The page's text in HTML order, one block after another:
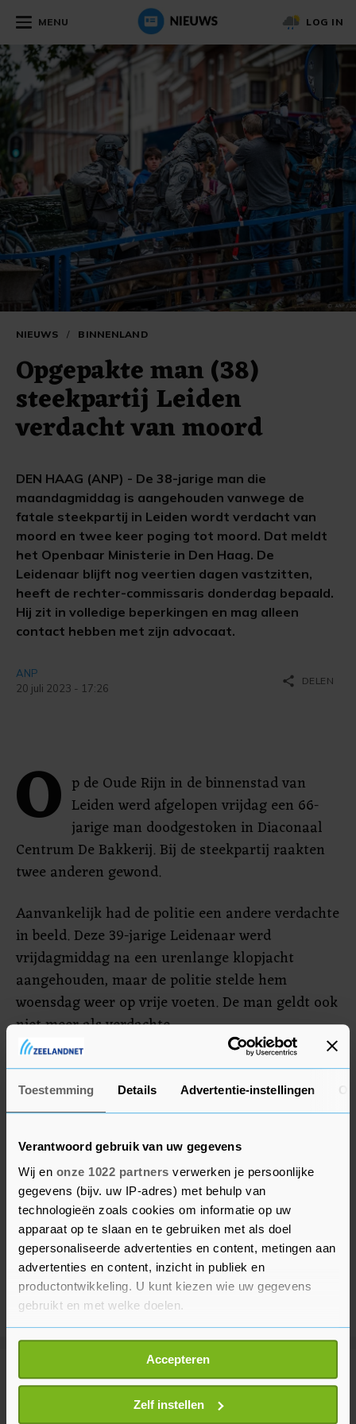
Toestemming Details Advertentie-instellingen
Verantwoord gebruik van uw gegevens
Wij en onze 1022 partners verwerken je persoonlijke
gegevens (bijv. uw IP-adres) met behulp van
technologieën zoals cookies om informatie op uw
apparaat op te slaan en te gebruiken met als doel
gepersonaliseerde advertenties en content, metingen aan
advertenties en content, inzicht in publiek en
productontwikkeling. U kunt kiezen wie uw gegevens
gebruikt en met welke doelen.
Als u het toestaat, willen we ook graag:
Informatie verzamelen over uw geografische
locatie, die tot een paar meter nauwkeurig kan zijn
Uw apparaat identificeren door het actief te
Accepteren
Zelf instellen
MENU LOG IN
NIEUWS / BINNENLAND
Opgepakte man (38)
steekpartij Leiden
verdacht van moord
DEN HAAG (ANP) - De 38-jarige man die
maandagmiddag is aangehouden vanwege de
fatale steekpartij in Leiden wordt verdacht van
moord en twee keer poging tot moord. Dat meldt
het Openbaar Ministerie in Den Haag. De
Leidenaar blijft nog veertien dagen vastzitten,
heeft de rechter-commissaris donderdag bepaald.
Hij zit in volledige beperkingen en mag alleen
contact hebben met zijn advocaat.
ANP
20 juli 2023 - 17:26
share DELEN
O p de Oude Rijn in de binnenstad van
Leiden werd afgelopen vrijdag een 66-
jarige man doodgestoken in Diaconaal
Centrum De Bakkerij. Bij de steekpartij raakten
twee anderen gewond.
Aanvankelijk had de politie een andere verdachte
in beeld. Deze 39-jarige Leidenaar werd
vrijdagmiddag na een urenlange klopjacht
aangehouden, maar de politie stelde hem
woensdag weer op vrije voeten. De man geldt ook
niet meer als verdachte.
Meer uit Binnenland